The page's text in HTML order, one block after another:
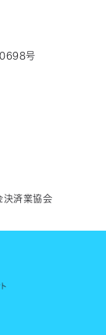
号
決済業協会